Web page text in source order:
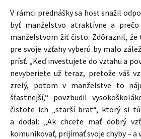
V rámci prednášky sa hosť snažil
byť manželstvo atraktívne a
manželstvom žiť čisto. Zdôraznil,
pre svoje vzťahy vyberú by malo
prísť. „Keď investujete do vzťahu a
nevyberiete už teraz, pretože váš
zrelý, potom v manželstve to
šťastnejší,“ povzbudil
čistote ich „starší brat“, ktorý si
a dodal: „Ak chcete mať dobrý
komunikovať, prijímať svoje chyby – a